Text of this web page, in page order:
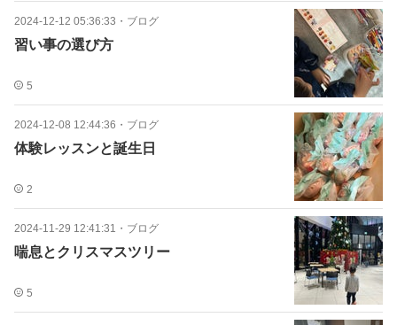
2024-12-12 05:36:33 ・ ブログ
習い事の選び方
5
2024-12-08 12:44:36 ・ ブログ
体験レッスンと誕生日
2
2024-11-29 12:41:31 ・ ブログ
喘息とクリスマスツリー
5